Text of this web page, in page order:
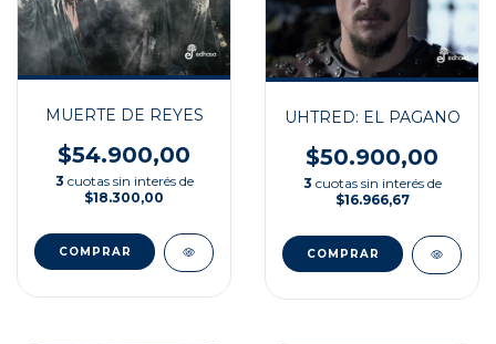
MUERTE DE REYES
$54.900,00
3 cuotas sin interés de
$18.300,00
UHTRED: EL PAGANO
$50.900,00
3 cuotas sin interés de
$16.966,67